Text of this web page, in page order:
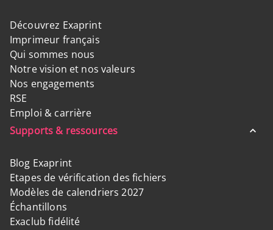
Découvrez Exaprint
Imprimeur français
Qui sommes nous
Notre vision et nos valeurs
Nos engagements
RSE
Emploi & carrière
Supports & ressources
Blog Exaprint
Etapes de vérification des fichiers
Modèles de calendriers 2027
Échantillons
Exaclub fidélité